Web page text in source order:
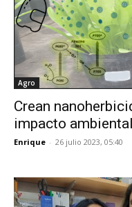
Agro
Crean
impacto
Enrique - 26 julio 2023, 05:40